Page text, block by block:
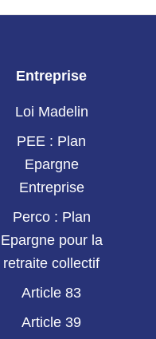
Entreprise
Loi Madelin
PEE : Plan
Epargne
Entreprise
Perco : Plan
Epargne pour la
retraite collectif
Article 83
Article 39